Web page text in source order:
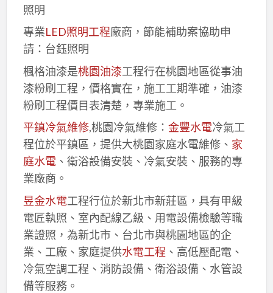
照明
專業LED照明工程廠商，節能補助案協助申
請：台鈺照明
楓格油漆是桃園油漆工程行在桃園地區從事油
漆粉刷工程，價格實在，施工工期準確，油漆
粉刷工程價目表清楚，專業施工。
平鎮冷氣維修,桃園冷氣維修： 金豐水電冷氣工
程位於平鎮區，提供大桃園家庭水電維修、 家
庭水電、衛浴設備安裝、冷氣安裝、服務的專
業廠商。
昱金水電工程行位於新北市新莊區，具有甲級
電匠執照、室內配線乙級、用電設備檢驗等職
業證照，為新北市、台北市與桃園地區的企
業、工廠、家庭提供水電工程 、高低壓配電、
冷氣空調工程、消防設備、衛浴設備、水管設
備等服務。